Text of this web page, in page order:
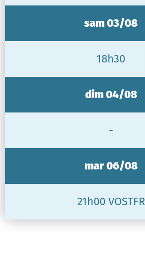
sam 03/08
18h30
dim 04/08
-
mar 06/08
21h00 VOSTFR